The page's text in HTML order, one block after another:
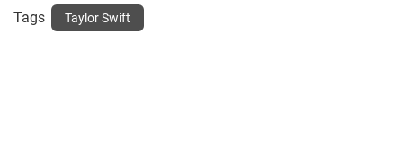
Tags Taylor Swift